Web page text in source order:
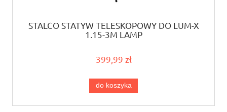
STALCO STATYW TELESKOPOWY DO LUM-X
1,15-3M LAMP
399,99 zł
do koszyka